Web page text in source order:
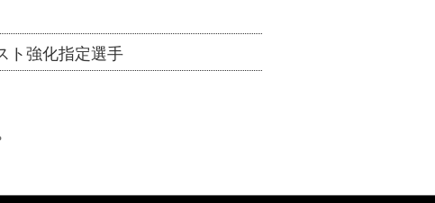
ト強化指定選手